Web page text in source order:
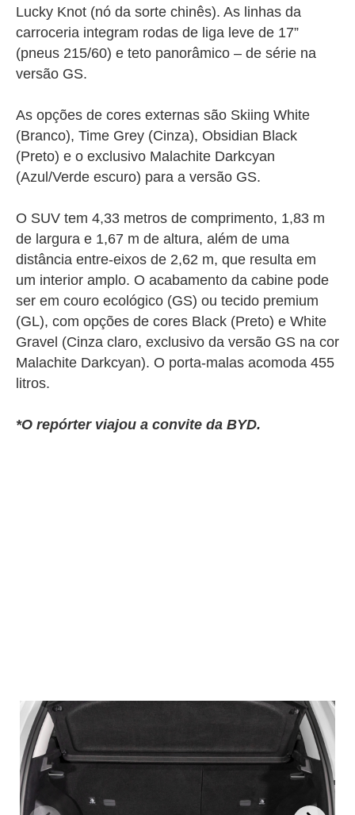
Lucky Knot (nó da sorte chinês). As linhas da
carroceria integram rodas de liga leve de 17”
(pneus 215/60) e teto panorâmico – de série na
versão GS.
As opções de cores externas são Skiing White
(Branco), Time Grey (Cinza), Obsidian Black
(Preto) e o exclusivo Malachite Darkcyan
(Azul/Verde escuro) para a versão GS.
O SUV tem 4,33 metros de comprimento, 1,83 m
de largura e 1,67 m de altura, além de uma
distância entre-eixos de 2,62 m, que resulta em
um interior amplo. O acabamento da cabine pode
ser em couro ecológico (GS) ou tecido premium
(GL), com opções de cores Black (Preto) e White
Gravel (Cinza claro, exclusivo da versão GS na cor
Malachite Darkcyan). O porta-malas acomoda 455
litros.
*O repórter viajou a convite da BYD.